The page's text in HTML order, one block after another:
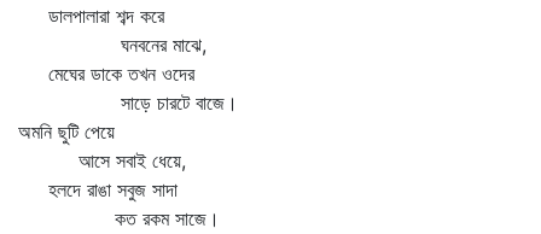
ডালপালারা শব্দ করে
ঘনবনের মাঝে,
মেঘের ডাকে তখন ওদের
সাড়ে চারটে বাজে।
অমনি ছুটি পেয়ে
আসে সবাই ধেয়ে,
হলদে রাঙা সবুজ সাদা
কত রকম সাজে।